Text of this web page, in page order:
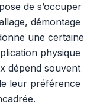
de s’occuper
démontage
une certaine
physique
dépend souvent
leur préférence